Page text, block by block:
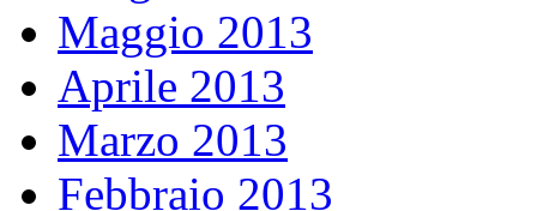
Maggio 2013
Aprile 2013
Marzo 2013
Febbraio 2013